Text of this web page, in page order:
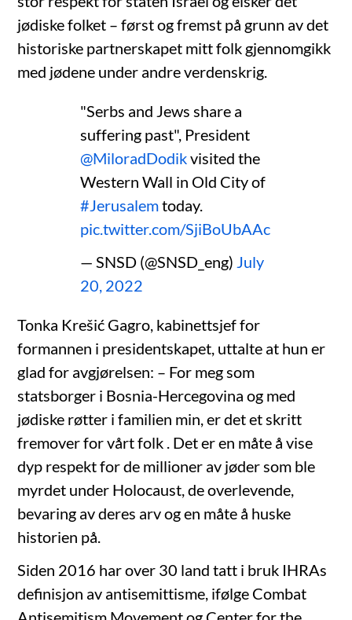
jødiske folket – først og fremst på grunn av det
historiske partnerskapet mitt folk gjennomgikk
med jødene under andre verdenskrig.
"Serbs and Jews share a
suffering past", President
@MiloradDodikvisited the
Western Wall in Old City of
#Jerusalemtoday.
pic.twitter.com/SjiBoUbAAc
— SNSD (@SNSD_eng) July
20, 2022
Tonka Krešić Gagro, kabinettsjef for
formannen i presidentskapet, uttalte at hun er
glad for avgjørelsen: – For meg som
statsborger i Bosnia-Hercegovina og med
jødiske røtter i familien min, er det et skritt
fremover for vårt folk . Det er en måte å vise
dyp respekt for de millioner av jøder som ble
myrdet under Holocaust, de overlevende,
bevaring av deres arv og en måte å huske
historien på.
Siden 2016 har over 30 land tatt i bruk IHRAs
definisjon av antisemittisme, ifølge Combat